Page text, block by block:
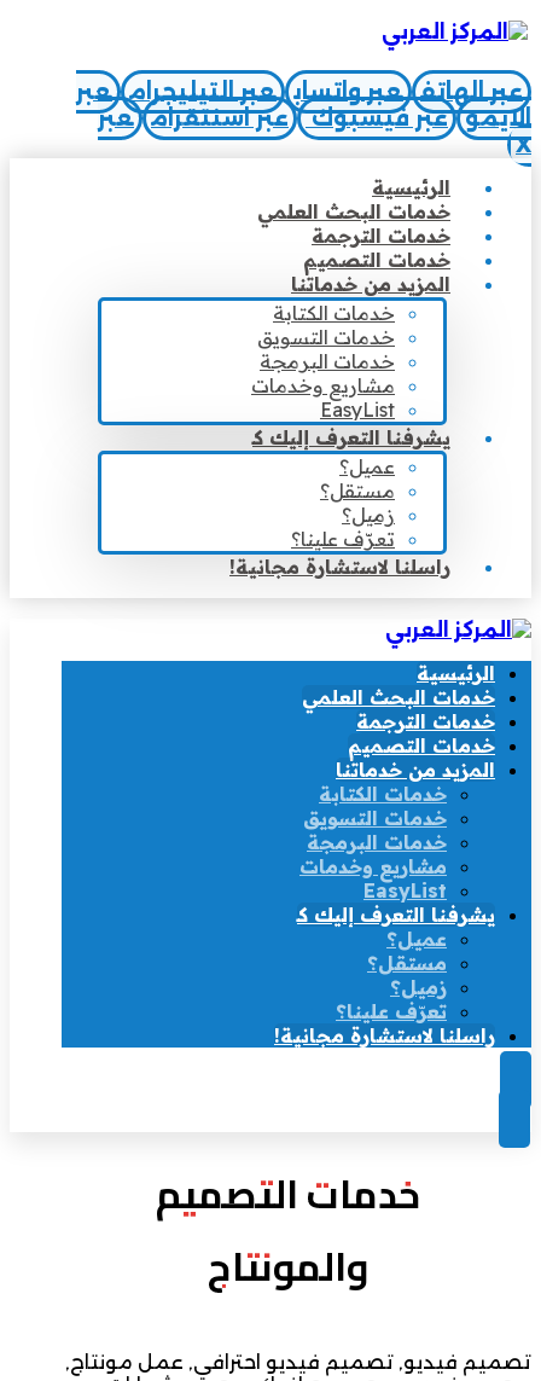
عبر الهاتف عبر واتساب عبر التيليجرام
عبر
الايمو
عبر فيسبوك عبر اسنتقرام
عبر
X
الرئيسية
خدمات البحث العلمي
خدمات الترجمة
خدمات التصميم
المزيد من خدماتنا
خدمات الكتابة
خدمات التسويق
خدمات البرمجة
مشاريع وخدمات
EasyList
يشرفنا التعرف إليك كـ
عميل؟
مستقل؟
زميل؟
تعرّف علينا؟
راسلنا لاستشارة مجانية!
الرئيسية
خدمات البحث العلمي
خدمات الترجمة
خدمات التصميم
المزيد من خدماتنا
خدمات الكتابة
خدمات التسويق
خدمات البرمجة
مشاريع وخدمات
EasyList
يشرفنا التعرف إليك كـ
عميل؟
مستقل؟
زميل؟
تعرّف علينا؟
راسلنا لاستشارة مجانية!
خدمات التصميم
والمونتاج
تصميم فيديو, تصميم فيديو احترافي, عمل مونتاج,